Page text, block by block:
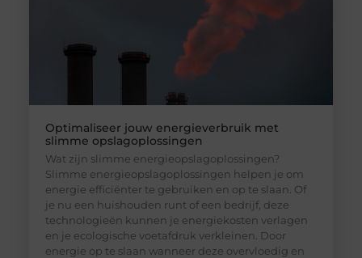
Optimaliseer jouw energieverbruik met
slimme opslagoplossingen
Wat zijn slimme energieopslagoplossingen?
Slimme energieopslagoplossingen helpen je om
energie efficiënter te gebruiken en op te slaan. Of
je nu een huishouden runt of een bedrijf, deze
technologieën kunnen je energiekosten verlagen
en je ecologische voetafdruk verkleinen. Door
energie op te slaan wanneer deze overvloedig en